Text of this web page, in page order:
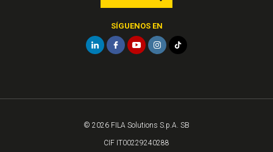
SÍGUENOS EN
© 2026 FILA Solutions S.p.A. SB
CIF IT00229240288